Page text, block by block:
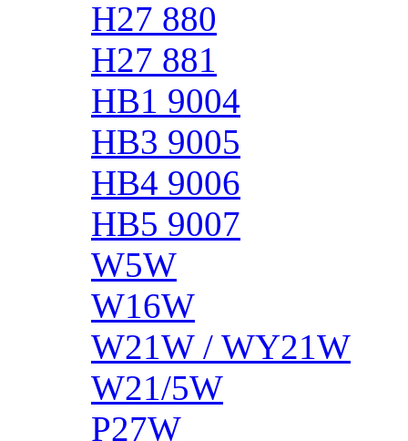
H27 880
H27 881
HB1 9004
HB3 9005
HB4 9006
HB5 9007
W5W
W16W
W21W / WY21W
W21/5W
P27W